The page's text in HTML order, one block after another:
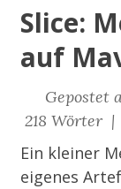
Slice:
auf
Gepostet
218 Wörter |
Ein kleiner
eigenes